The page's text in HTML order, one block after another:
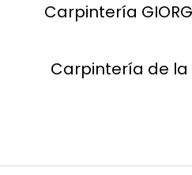
Carpintería
Carpintería de la